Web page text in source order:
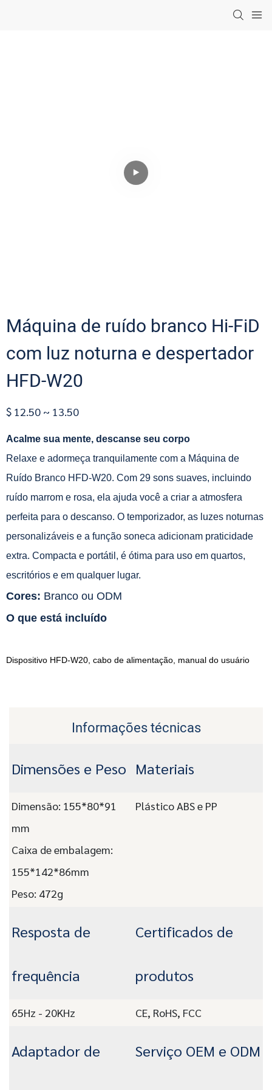
Máquina de ruído branco Hi-FiD
com luz noturna e despertador
HFD-W20
$ 12.50 ~ 13.50
Acalme sua mente, descanse seu corpo
Relaxe e adormeça tranquilamente com a Máquina de
Ruído Branco HFD-W20. Com 29 sons suaves, incluindo
ruído marrom e rosa, ela ajuda você a criar a atmosfera
perfeita para o descanso. O temporizador, as luzes noturnas
personalizáveis ​​e a função soneca adicionam praticidade
extra. Compacta e portátil, é ótima para uso em quartos,
escritórios e em qualquer lugar.
Cores: Branco ou ODM
O que está incluído
Dispositivo HFD-W20, cabo de alimentação, manual do usuário
Informações técnicas
Dimensões e Peso Materiais
Dimensão: 155*80*91
mm
Caixa de embalagem:
155*142*86mm
Peso: 472g
Plástico ABS e PP
Resposta de
frequência
Certificados de
produtos
65Hz - 20KHz CE, RoHS, FCC
Adaptador de Serviço OEM e ODM